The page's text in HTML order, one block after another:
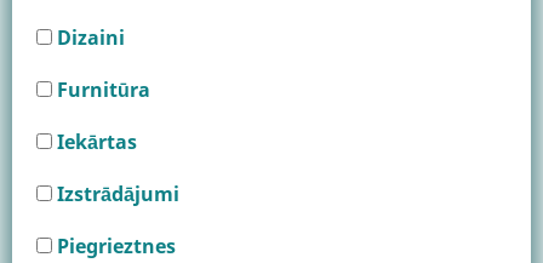
Dizaini
Furnitūra
Iekārtas
Izstrādājumi
Piegrieztnes